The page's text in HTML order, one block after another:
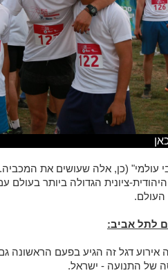
עולמי" (כן, אלה שעושים את
העולם.
לתל אביב:
דגל זה הגיע בפעם הראשונה
של התנועה - ישראל.